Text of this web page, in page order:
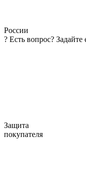
России
? Есть вопрос? Задайте
Защита
покупателя